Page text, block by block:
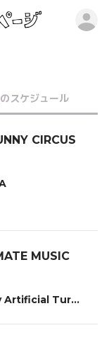
スケジュール
CIRCUS
MUSIC
韓国 Jeonju University Artificial Turf Field